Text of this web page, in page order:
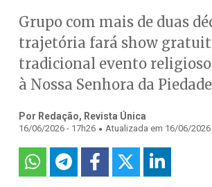
Grupo com mais de duas
trajetória fará show
tradicional evento
à Nossa Senhora da Piedade
Por Redação, Revista Única
16/06/2026 - 17h26 . Atualizada em 16/06/2026